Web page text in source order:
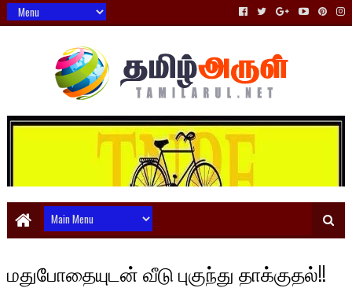
மதுபோதையுடன் வீடு புகுந்து தாக்குதல்!!